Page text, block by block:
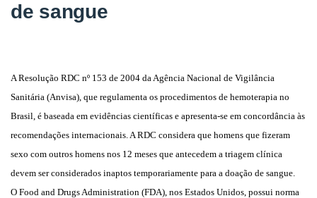
de sangue
A Resolução RDC nº 153 de 2004 da Agência Nacional de Vigilância
Sanitária (Anvisa), que regulamenta os procedimentos de hemoterapia no
Brasil, é baseada em evidências científicas e apresenta-se em concordância às
recomendações internacionais. A RDC considera que homens que fizeram
sexo com outros homens nos 12 meses que antecedem a triagem clínica
devem ser considerados inaptos temporariamente para a doação de sangue.
O Food and Drugs Administration (FDA), nos Estados Unidos, possui norma